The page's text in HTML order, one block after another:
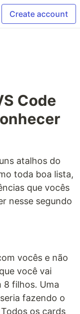
Create account
Code
atalhos do
toda boa lista,
que vocês
nesse segundo
vocês e não
você vai
8 filhos. Uma
fazendo o
os cards